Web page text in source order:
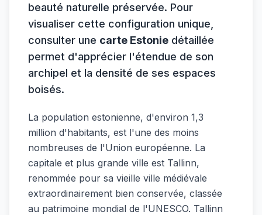
beauté naturelle préservée. Pour
visualiser cette configuration unique,
consulter une carte Estonie détaillée
permet d'apprécier l'étendue de son
archipel et la densité de ses espaces
boisés.
La population estonienne, d'environ 1,3
million d'habitants, est l'une des moins
nombreuses de l'Union européenne. La
capitale et plus grande ville est Tallinn,
renommée pour sa vieille ville médiévale
extraordinairement bien conservée, classée
au patrimoine mondial de l'UNESCO. Tallinn